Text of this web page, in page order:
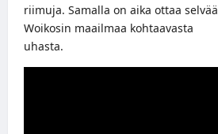
riimuja. Samalla on aika ottaa selvää
Woikosin maailmaa kohtaavasta
uhasta.